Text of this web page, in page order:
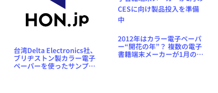
台湾Delta Electronics社、
ブリヂストン製カラー電子
ペーパーを使ったサンプル
2012年はカラー電子ペーパ
ー“開花の年”？ 複数の電子
書籍端末メーカーが1月の